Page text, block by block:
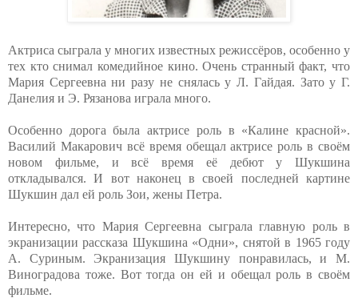
Актриса сыграла у многих известных режиссёров, особенно у
тех кто снимал комедийное кино. Очень странный факт, что
Мария Сергеевна ни разу не снялась у Л. Гайдая. Зато у Г.
Данелия и Э. Рязанова играла много.
Особенно дорога была актрисе роль в «Калине красной».
Василий Макарович всё время обещал актрисе роль в своём
новом фильме, и всё время её дебют у Шукшина
откладывался. И вот наконец в своей последней картине
Шукшин дал ей роль Зои, жены Петра.
Интересно, что Мария Сергеевна сыграла главную роль в
экранизации рассказа Шукшина «Одни», снятой в 1965 году
А. Суриным. Экранизация Шукшину понравилась, и М.
Виноградова тоже. Вот тогда он ей и обещал роль в своём
фильме.